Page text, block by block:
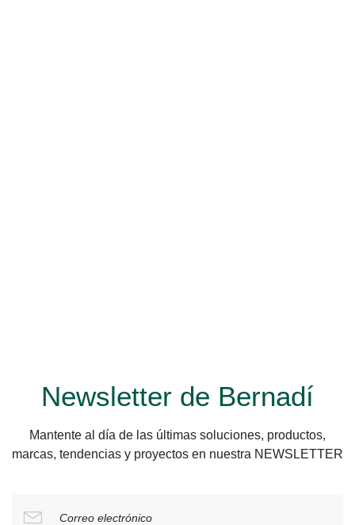
Newsletter de Bernadí
Mantente al día de las últimas soluciones, productos,
marcas, tendencias y proyectos en nuestra NEWSLETTER
Correo electrónico